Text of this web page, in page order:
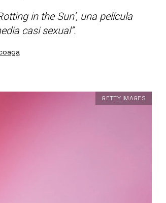
in the Sun’, una película
casi sexual”.
GETTY IMAGES